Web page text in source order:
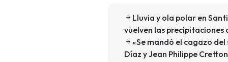
Lluvia y ola polar en
vuelven las
«Se mandó el cagazo
Díaz y Jean Philippe Cretton